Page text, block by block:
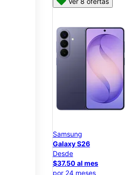
Samsung
Galaxy S26
Desde
$37.50 al mes
por 24 meses